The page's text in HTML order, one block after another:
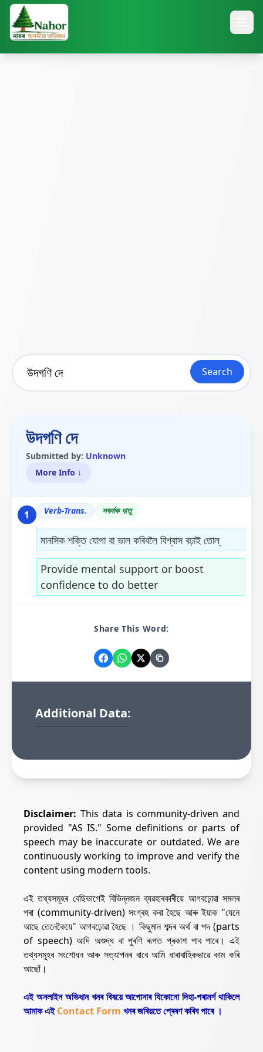
Search
উদগণি দে
Submitted by: Unknown
More Info ↓
1 Verb-Trans. সকৰ্মক ধাতু
মানসিক শক্তি যোগা বা ভাল কৰিবলৈ বিশ্বাস বঢ়াই তোল্
Provide mental support or boost
confidence to do better
Share This Word:
Additional Data:
Disclaimer: This data is community-driven and
provided "AS IS." Some definitions or parts of
speech may be inaccurate or outdated. We are
continuously working to improve and verify the
content using modern tools.
এই তথ্যসমূহৰ বেছিভাগেই বিভিন্নজন ব্যৱহাৰকাৰীয়ে আগবঢ়োৱা সমলৰ
পৰা (community-driven) সংগ্ৰহ কৰা হৈছে আৰু ইয়াক "যেনে
আছে তেনেকৈয়ে" আগবঢ়োৱা হৈছে । কিছুমান শব্দৰ অৰ্থ বা পদ (parts
of speech) আদি অশুদ্ধ বা পুৰণি ৰূপত প্ৰকাশ পাব পাৰে। এই
তথ্যসমূহৰ সংশোধন আৰু সত্যাপনৰ বাবে আমি ধাৰাবাহিকভাৱে কাম কৰি
আছোঁ।
এই অনলাইন অভিধান খনৰ বিষয়ে আপোনাৰ যিকোনো দিহা-পৰামৰ্শ থাকিলে
আমাক এইContact Form খনৰ জৰিয়তে প্ৰেৰণ কৰিব পাৰে ।